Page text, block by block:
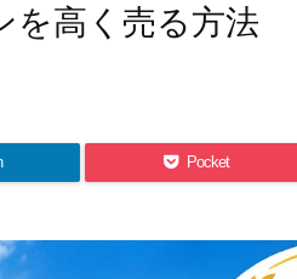
を高く売る方法
Pocket